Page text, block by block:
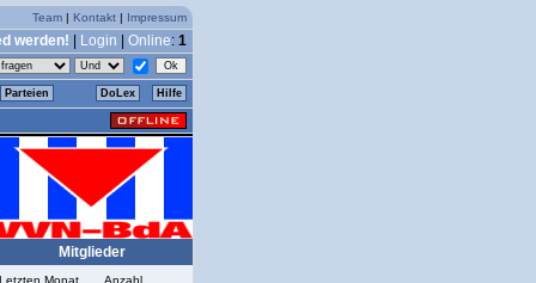
Team | Kontakt | Impressum
werden! Login Online: 1
Parteien DoLex Hilfe
Mitglieder
Letzten Monat
Anzahl